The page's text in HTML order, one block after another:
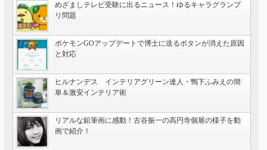
めざましテレビ受験に出るニュース！ゆるキャラグランプ
リ問題
ポケモンGOアップデートで博士に送るボタンが消えた原因
と対応
ヒルナンデス インテリアグリーン達人・鴨下ふみえの簡
単＆激安インテリア術
リアルな鉛筆画に感動！古谷振一の高円寺個展の様子を動
画で紹介！